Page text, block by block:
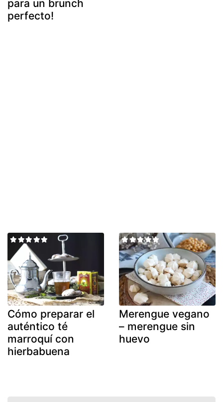
para un brunch
perfecto!
Cómo preparar el
auténtico té
marroquí con
hierbabuena
Merengue vegano
– merengue sin
huevo